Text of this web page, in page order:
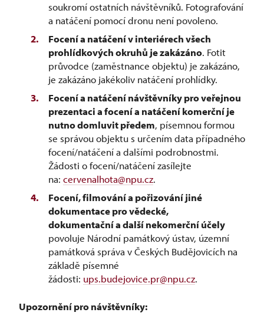
soukromí ostatních návštěvníků. Fotografování
a natáčení pomocí dronu není povoleno.
Focení a natáčení v interiérech všech
prohlídkových okruhů je zakázáno. Fotit
průvodce (zaměstnance objektu) je zakázáno,
je zakázáno jakékoliv natáčení prohlídky.
Focení a natáčení návštěvníky pro veřejnou
prezentaci a focení a natáčení komerční je
nutno domluvit předem, písemnou formou
se správou objektu s určením data případného
focení/natáčení a dalšími podrobnostmi.
Žádosti o focení/natáčení zasílejte
na: cervenalhota@npu.cz.
Focení, filmování a pořizování jiné
dokumentace pro vědecké,
dokumentační a další nekomerční účely
povoluje Národní památkový ústav, územní
památková správa v Českých Budějovicích na
základě písemné
žádosti: ups.budejovice.pr@npu.cz.
Upozornění pro návštěvníky: